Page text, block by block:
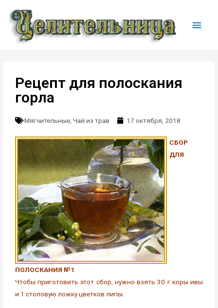
Рецепт для полоскания
горла
Мягчительные ,Чай из трав 17 октября, 2018
СБОР
ДЛЯ
ПОЛОСКАНИЯ №1
Чтобы приготовить этот сбор, нужно взять 30 г коры ивы
и 1 столовую ложку цветков липы.